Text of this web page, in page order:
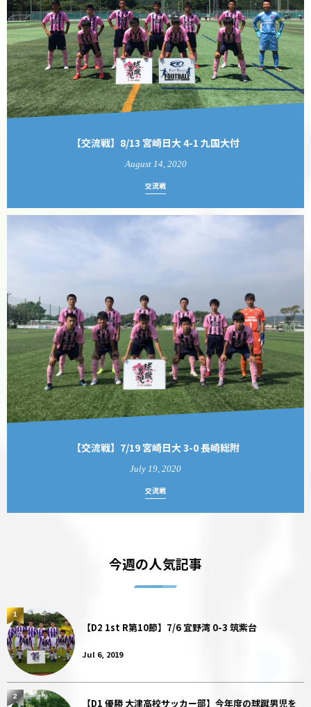
【交流戦】8/13 宮崎日大 4-1 九国大付
August 14, 2020
交流戦
【交流戦】7/19 宮崎日大 3-0 長崎総附
July 19 2020
交流戦
今週の人気記事
【D2 1st R第10節】7/6 宜野湾 0-3 筑紫台
Jul 6, 2019
1
【D1 優勝 大津高校サッカー部】今年度の球蹴男児を
2